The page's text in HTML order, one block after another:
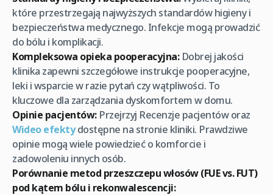
które przestrzegają najwyższych standardów higieny i
bezpieczeństwa medycznego. Infekcje mogą prowadzić
do bólu i komplikacji.
Kompleksowa opieka pooperacyjna:Dobrej jakości
klinika zapewni szczegółowe instrukcje pooperacyjne,
leki i wsparcie w razie pytań czy wątpliwości. To
kluczowe dla zarządzania dyskomfortem w domu.
Opinie pacjentów:Przejrzyj Recenzje pacjentów oraz
Wideo efektydostępne na stronie kliniki. Prawdziwe
opinie mogą wiele powiedzieć o komforcie i
zadowoleniu innych osób.
Porównanie metod przeszczepu włosów (FUE vs. FUT)
pod kątem bólu i rekonwalescencji: